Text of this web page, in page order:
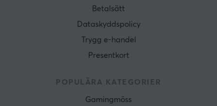
Betalsätt
Dataskyddspolicy
Trygg e-handel
Presentkort
POPULÄRA KATEGORIER
Gamingmöss